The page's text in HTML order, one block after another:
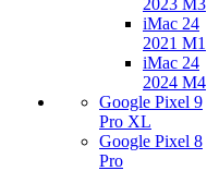
2023 M3
iMac 24
2021 M1
iMac 24
2024 M4
Google Pixel 9
Pro XL
Google Pixel 8
Pro